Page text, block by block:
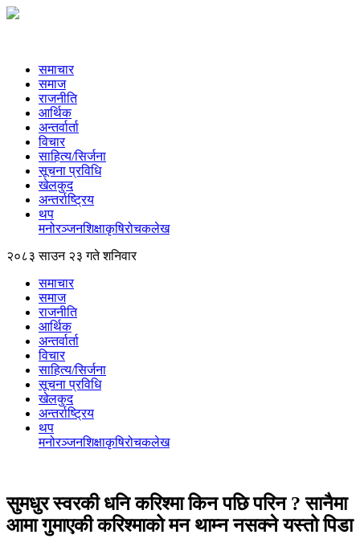
समाचार
समाज
राजनीति
आर्थिक
अन्तर्वार्ता
विचार
साहित्य/सिर्जना
सूचना प्रविधि
खेलकुद
अन्तर्राष्ट्रिय
थप
मनोरञ्‍जनशिक्षाकृषिरोचकलेख
२०८३ साउन २३ गते शनिवार
समाचार
समाज
राजनीति
आर्थिक
अन्तर्वार्ता
विचार
साहित्य/सिर्जना
सूचना प्रविधि
खेलकुद
अन्तर्राष्ट्रिय
थप
मनोरञ्‍जनशिक्षाकृषिरोचकलेख
सुमधुर स्वरकी धनि करिश्मा किन पछि परिन ? सानैमा
आमा गुमाएकी करिश्माको मन थाम्न नसक्ने यस्तो पिडा